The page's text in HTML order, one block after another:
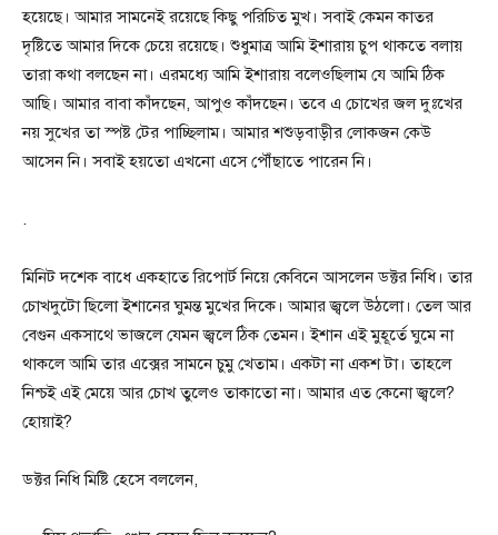
হয়েছে। আমার সামনেই রয়েছে কিছু পরিচিত মুখ। সবাই কেমন কাতর
দৃষ্টিতে আমার দিকে চেয়ে রয়েছে। শুধুমাত্র আমি ইশারায় চুপ থাকতে বলায়
তারা কথা বলছেন না। এরমধ্যে আমি ইশারায় বলেওছিলাম যে আমি ঠিক
আছি। আমার বাবা কাঁদছেন, আপুও কাঁদছেন। তবে এ চোখের জল দুঃখের
নয় সুখের তা স্পষ্ট টের পাচ্ছিলাম। আমার শশুড়বাড়ীর লোকজন কেউ
আসেন নি। সবাই হয়তো এখনো এসে পৌঁছাতে পারেন নি।
.
মিনিট দশেক বাধে একহাতে রিপোর্ট নিয়ে কেবিনে আসলেন ডক্টর নিধি। তার
চোখদুটো ছিলো ইশানের ঘুমন্ত মুখের দিকে। আমার জ্বলে উঠলো। তেল আর
বেগুন একসাথে ভাজলে যেমন জ্বলে ঠিক তেমন। ইশান এই মুহূর্তে ঘুমে না
থাকলে আমি তার এক্সের সামনে চুমু খেতাম। একটা না একশ টা। তাহলে
নিশ্চই এই মেয়ে আর চোখ তুলেও তাকাতো না। আমার এত কেনো জ্বলে?
হোয়াই?
ডক্টর নিধি মিষ্টি হেসে বললেন,